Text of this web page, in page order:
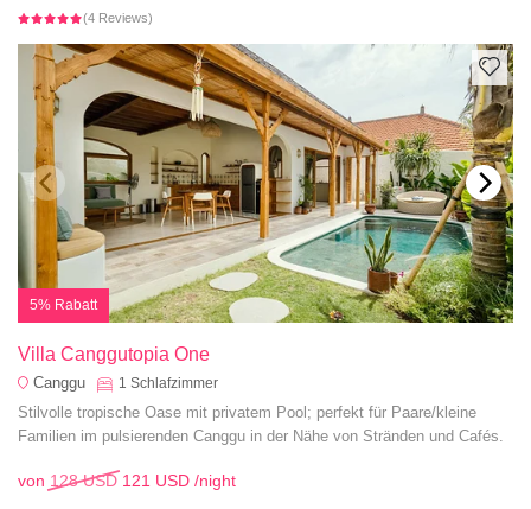
(4 Reviews)
5% Rabatt
Villa Canggutopia One
Canggu 1 Schlafzimmer
Stilvolle tropische Oase mit privatem Pool; perfekt für Paare/kleine
Familien im pulsierenden Canggu in der Nähe von Stränden und Cafés.
von 128 USD 121 USD /night